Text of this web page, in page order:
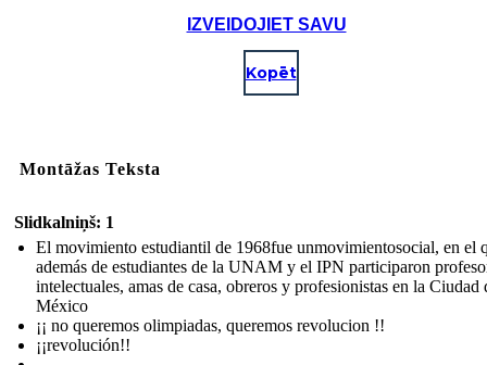
IZVEIDOJIET SAVU
Kopēt
Montāžas Teksta
Slidkalniņš: 1
El movimiento estudiantil de 1968fue unmovimientosocial, en el
además de estudiantes de la UNAM y el IPN participaron
intelectuales, amas de casa, obreros y profesionistas en la Ciudad
México
¡¡ no queremos olimpiadas, queremos revolucion !!
¡¡revolución!!